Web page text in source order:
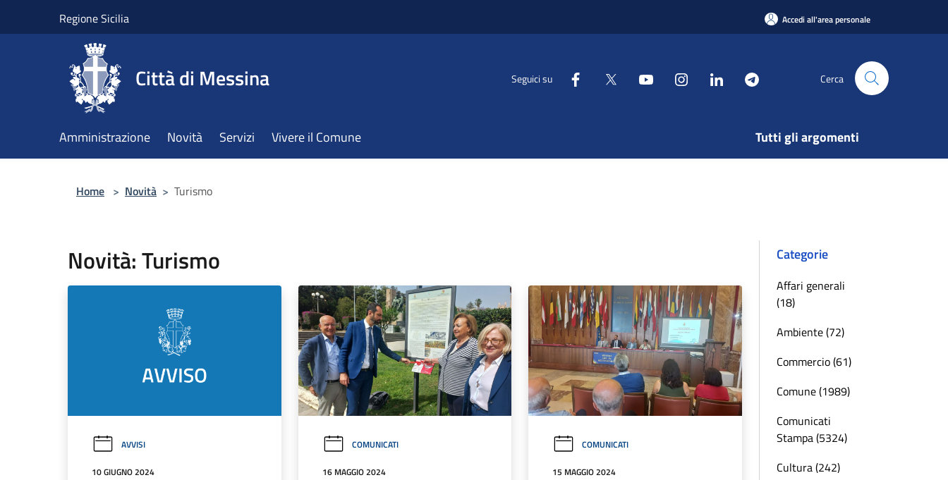
Regione Sicilia Accedi all'area personale
Città di Messina Seguici su Cerca
Amministrazione Novità Servizi Vivere il Comune Tutti gli argomenti
Home > Novità > Turismo
Novità: Turismo
AVVISI
10 GIUGNO 2024
COMUNICATI
16 MAGGIO 2024
COMUNICATI
15 MAGGIO 2024
Categorie
Affari generali
(18)
Ambiente (72)
Commercio (61)
Comune (1989)
Comunicati
Stampa (5324)
Cultura (242)